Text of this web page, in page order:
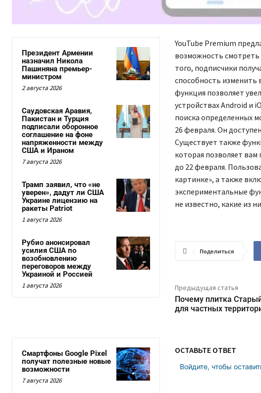
Президент Армении
назначил Никола
Пашиняна премьер-
министром
2 августа 2026
Саудовская Аравия,
Пакистан и Турция
подписали оборонное
соглашение на фоне
напряженности между
США и Ираном
7 августа 2026
Трамп заявил, что «не
уверен», дадут ли США
Украине лицензию на
ракеты Patriot
1 августа 2026
Рубио анонсировал
усилия США по
возобновлению
переговоров между
Украиной и Россией
1 августа 2026
YouTube Premium
возможность смотреть
того, подписчики
способность изменить
функция позволяет
устройствах Android и
поиска определенных
26 февраля. Он
Существует также
которая позволяет вам
до 22 февраля.
картинке», а также
экспериментальные
не известно, какие из
Поделиться
Предыдущая статья
Почему плитка
для частных
Смартфоны Google Pixel
получат полезные новые
возможности
7 августа 2026
ОСТАВЬТЕ ОТВЕТ
Войдите, чтобы